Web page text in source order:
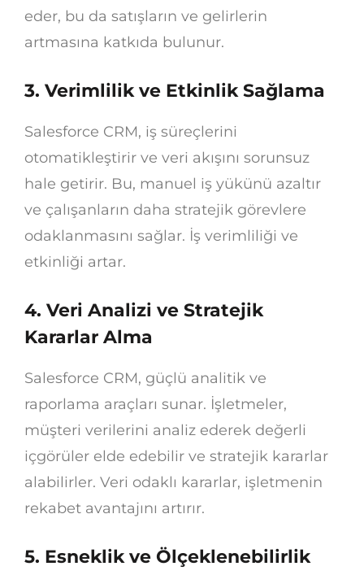
eder, bu da satışların ve gelirlerin
artmasına katkıda bulunur.
3. Verimlilik ve Etkinlik Sağlama
Salesforce CRM, iş süreçlerini
otomatikleştirir ve veri akışını sorunsuz
hale getirir. Bu, manuel iş yükünü azaltır
ve çalışanların daha stratejik görevlere
odaklanmasını sağlar. İş verimliliği ve
etkinliği artar.
4. Veri Analizi ve Stratejik
Kararlar Alma
Salesforce CRM, güçlü analitik ve
raporlama araçları sunar. İşletmeler,
müşteri verilerini analiz ederek değerli
içgörüler elde edebilir ve stratejik kararlar
alabilirler. Veri odaklı kararlar, işletmenin
rekabet avantajını artırır.
5. Esneklik ve Ölçeklenebilirlik